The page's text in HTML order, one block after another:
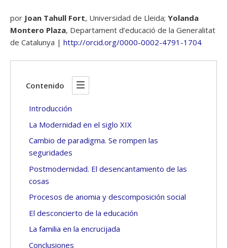
por Joan Tahull Fort, Universidad de Lleida; Yolanda
Montero Plaza, Departament d’educació de la Generalitat
de Catalunya | http://orcid.org/0000-0002-4791-1704
Contenido
Introducción
La Modernidad en el siglo XIX
Cambio de paradigma. Se rompen las
seguridades
Postmodernidad. El desencantamiento de las
cosas
Procesos de anomia y descomposición social
El desconcierto de la educación
La familia en la encrucijada
Conclusiones